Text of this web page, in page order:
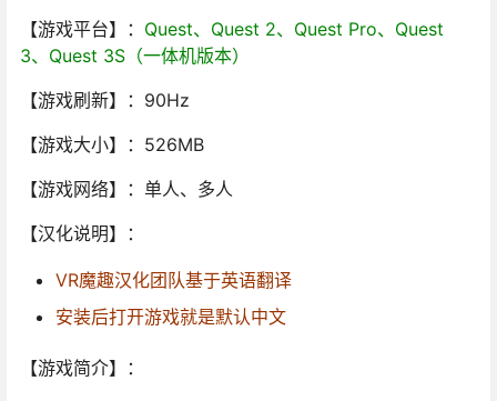
【游戏平台】： Quest、Quest 2、Quest Pro、Quest
3、Quest 3S（一体机版本）
【游戏刷新】：90Hz
【游戏大小】：526MB
【游戏网络】：单人、多人
【汉化说明】：
VR魔趣汉化团队基于英语翻译
安装后打开游戏就是默认中文
【游戏简介】：